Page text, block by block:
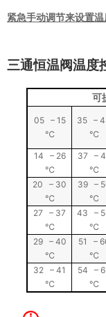
紧急手动调节来设置温
三通恒温阀温度
可
05 – 15
℃
35 –
℃
14 – 26
℃
37 –
℃
20 – 30
℃
39 –
℃
27 – 37
℃
43 –
℃
29 – 40
℃
51 –
℃
32 – 41
℃
54 –
℃